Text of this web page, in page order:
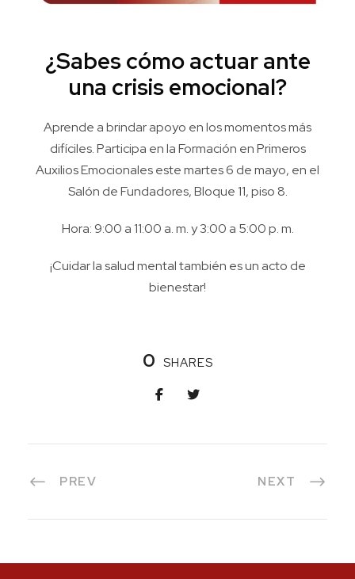
¿Sabes cómo actuar ante
una crisis emocional?
Aprende a brindar apoyo en los momentos más
difíciles. Participa en la Formación en Primeros
Auxilios Emocionales este martes 6 de mayo, en el
Salón de Fundadores, Bloque 11, piso 8.
Hora: 9:00 a 11:00 a. m. y 3:00 a 5:00 p. m.
¡Cuidar la salud mental también es un acto de
bienestar!
0 SHARES
PREV NEXT